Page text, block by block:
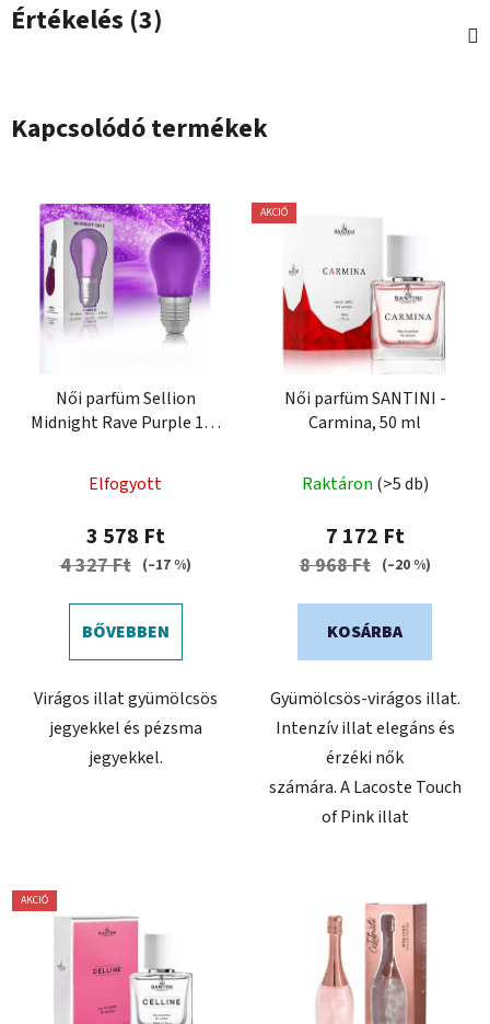
Értékelés (3)
Kapcsolódó termékek
Női parfüm Sellion
Midnight Rave Purple 100
Elfogyott
3 578 Ft
4 327 Ft (–17 %)
BŐVEBBEN
Virágos illat gyümölcsös
jegyekkel és pézsma
jegyekkel.
AKCIÓ
Női parfüm SANTINI -
Carmina, 50 ml
Raktáron (>5 db)
7 172 Ft
8 968 Ft (–20 %)
KOSÁRBA
Gyümölcsös-virágos illat.
Intenzív illat elegáns és
érzéki nők
számára. A Lacoste Touch
of Pink illat
AKCIÓ